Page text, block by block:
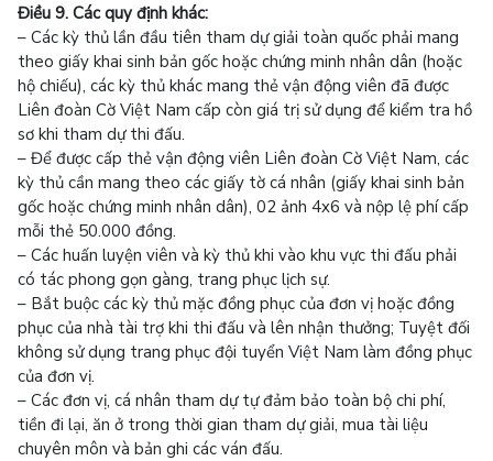
Điều 9. Các quy định khác:
– Các kỳ thủ lần đầu tiên tham dự giải toàn quốc phải mang
theo giấy khai sinh bản gốc hoặc chứng minh nhân dân (hoặc
hộ chiếu), các kỳ thủ khác mang thẻ vận động viên đã được
Liên đoàn Cờ Việt Nam cấp còn giá trị sử dụng để kiểm tra hồ
sơ khi tham dự thi đấu.
– Để được cấp thẻ vận động viên Liên đoàn Cờ Việt Nam, các
kỳ thủ cần mang theo các giấy tờ cá nhân (giấy khai sinh bản
gốc hoặc chứng minh nhân dân), 02 ảnh 4x6 và nộp lệ phí cấp
mỗi thẻ 50.000 đồng.
– Các huấn luyện viên và kỳ thủ khi vào khu vực thi đấu phải
có tác phong gọn gàng, trang phục lịch sự.
– Bắt buộc các kỳ thủ mặc đồng phục của đơn vị hoặc đồng
phục của nhà tài trợ khi thi đấu và lên nhận thưởng; Tuyệt đối
không sử dụng trang phục đội tuyển Việt Nam làm đồng phục
của đơn vị.
– Các đơn vị, cá nhân tham dự tự đảm bảo toàn bộ chi phí,
tiền đi lại, ăn ở trong thời gian tham dự giải, mua tài liệu
chuyên môn và bản ghi các ván đấu.